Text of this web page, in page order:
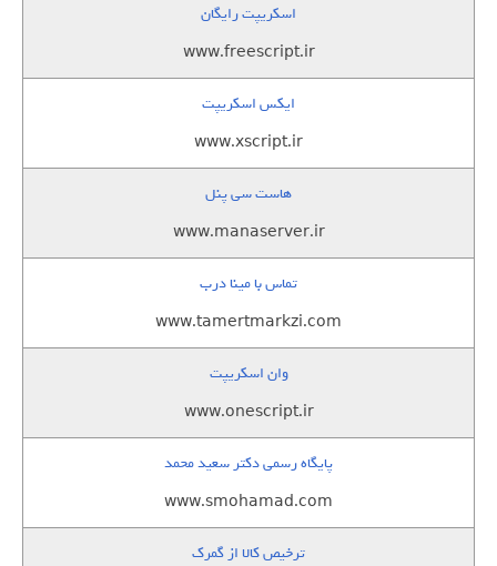
اسکریپت رایگان
www.freescript.ir
ایکس اسکریپت
www.xscript.ir
هاست سی پنل
www.manaserver.ir
تماس با مینا درب
www.tamertmarkzi.com
وان اسکریپت
www.onescript.ir
پایگاه رسمی دکتر سعید محمد
www.smohamad.com
ترخیص کالا از گمرک